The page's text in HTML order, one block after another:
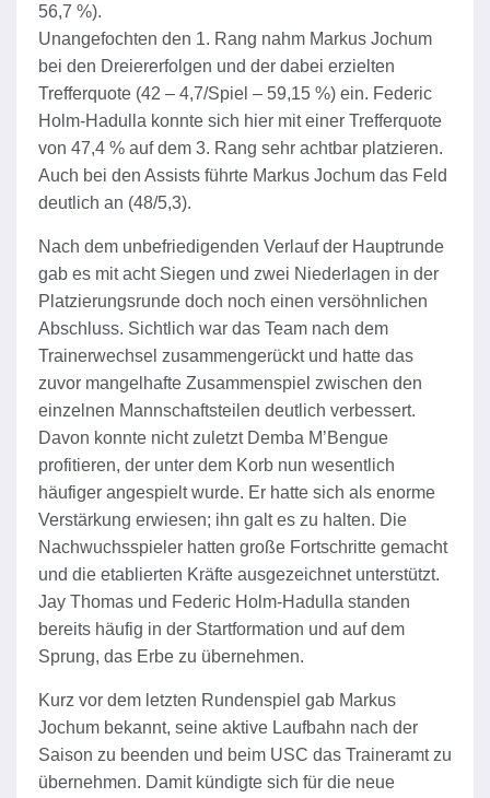
56,7 %).
Unangefochten den 1. Rang nahm Markus Jochum
bei den Dreiererfolgen und der dabei erzielten
Trefferquote (42 – 4,7/Spiel – 59,15 %) ein. Federic
Holm-Hadulla konnte sich hier mit einer Trefferquote
von 47,4 % auf dem 3. Rang sehr achtbar platzieren.
Auch bei den Assists führte Markus Jochum das Feld
deutlich an (48/5,3).
Nach dem unbefriedigenden Verlauf der Hauptrunde
gab es mit acht Siegen und zwei Niederlagen in der
Platzierungsrunde doch noch einen versöhnlichen
Abschluss. Sichtlich war das Team nach dem
Trainerwechsel zusammengerückt und hatte das
zuvor mangelhafte Zusammenspiel zwischen den
einzelnen Mannschaftsteilen deutlich verbessert.
Davon konnte nicht zuletzt Demba M’Bengue
profitieren, der unter dem Korb nun wesentlich
häufiger angespielt wurde. Er hatte sich als enorme
Verstärkung erwiesen; ihn galt es zu halten. Die
Nachwuchsspieler hatten große Fortschritte gemacht
und die etablierten Kräfte ausgezeichnet unterstützt.
Jay Thomas und Federic Holm-Hadulla standen
bereits häufig in der Startformation und auf dem
Sprung, das Erbe zu übernehmen.
Kurz vor dem letzten Rundenspiel gab Markus
Jochum bekannt, seine aktive Laufbahn nach der
Saison zu beenden und beim USC das Traineramt zu
übernehmen. Damit kündigte sich für die neue